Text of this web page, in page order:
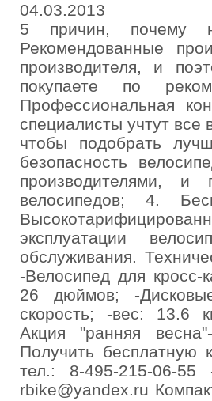
04.03.2013
5 причин, почему
Рекомендованные
производителя, и
покупаете по
Профессиональная
специалисты учтут
чтобы подобрать
безопасность
производителями, и
велосипедов; 4.
эксплуатации
обслуживания.
-Велосипед для
26 дюймов; -
скорость; -вес: 13.6
Акция "ранняя
Получить бесплатную
тел.: 8-495-215-06-
rbike@yandex.ru